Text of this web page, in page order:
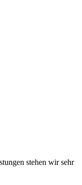
stehen wir sehr